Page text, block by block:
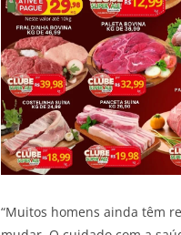
“Muitos homens ainda têm